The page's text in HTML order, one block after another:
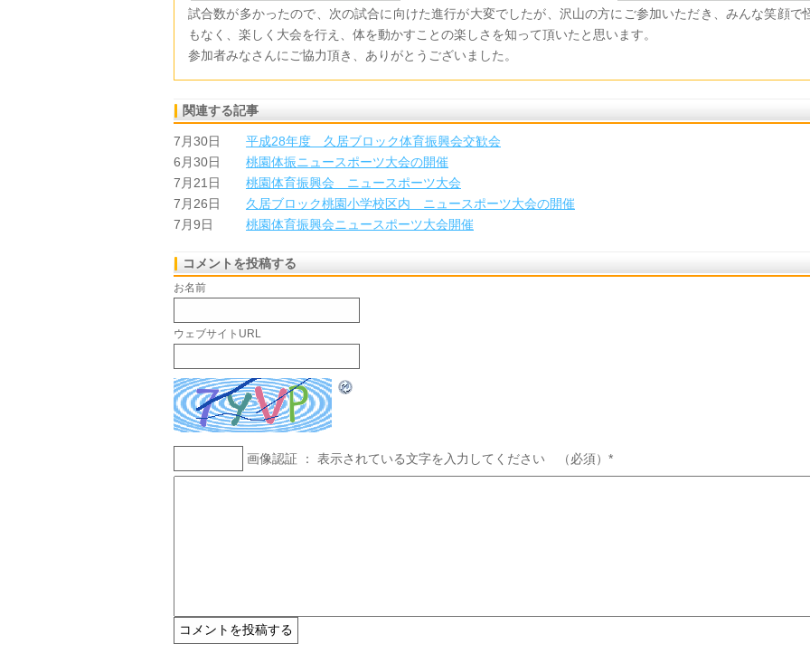
試合数が多かったので、次の試合に向けた進行が大変でしたが、沢山の方にご参加いただき、みんな笑顔で
もなく、楽しく大会を行え、体を動かすことの楽しさを知って頂いたと思います。
参加者みなさんにご協力頂き、ありがとうございました。
関連する記事
7月30日
平成28年度 久居ブロック体育振興会交歓会
6月30日
桃園体振ニュースポーツ大会の開催
7月21日
桃園体育振興会 ニュースポーツ大会
7月26日
久居ブロック桃園小学校区内 ニュースポーツ大会の開催
7月9日
桃園体育振興会ニュースポーツ大会開催
コメントを投稿する
お名前
ウェブサイトURL
画像認証 ： 表示されている文字を入力してください （必須） *